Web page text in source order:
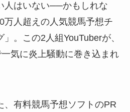
人はいない──かもしれな
万人超えの人気競馬予想チ
。この2人組YouTuberが、
一気に炎上騒動に巻き込まれ
、有料競馬予想ソフトのPR